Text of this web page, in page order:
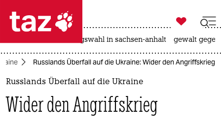
 taz zahl ich
taz zahl ich
politik

taz zahl ich
landtagswahl in sachsen-anhalt gewalt
Russlands Überfall auf die Ukraine: Wider den Angriffskrieg
Russlands Überfall auf die Ukraine
Wider den Angriffskrieg